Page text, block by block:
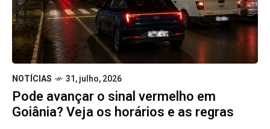
NOTÍCIAS 31, julho, 2026
Pode avançar o sinal vermelho em
Goiânia? Veja os horários e as regras